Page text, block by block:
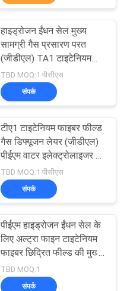
2
23
हाइड्रोजन ईंधन सेल मुख्य
सामग्री गैस प्रसारण परत
(जीडीएल) TA1 टाइटेनियम
फाइबर फील्ड
TBD MOQ:1 पीसीएस
संपर्क
टीए1 टाइटेनियम फाइबर फील्ड
गैस डिफ्यूजन लेयर (जीडीएल)
पीईएम वाटर इलेक्ट्रोलाइजर के
लिए सामग्री
TBD MOQ:1 पीसीएस
संपर्क
पीईएम हाइड्रोजन ईंधन सेल के
लिए अल्ट्रा फाइन टाइटेनियम
फाइबर छिद्रित फील्ड की मुख्य
सामग्री
TBD MOQ:1
संपर्क